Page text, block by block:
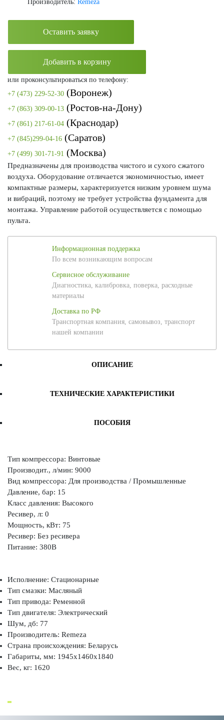
Производитель: Remeza
Оставить заявку
Добавить в корзину
или проконсультироваться по телефону:
+7 (473) 229-52-30 (Воронеж)
+7 (863) 309-00-13 (Ростов-на-Дону)
+7 (861) 217-61-04 (Краснодар)
+7 (845)299-04-16 (Саратов)
+7 (499) 301-71-91 (Москва)
Предназначены для производства чистого и сухого сжатого
воздуха. Оборудование отличается экономичностью, имеет
компактные размеры, характеризуется низким уровнем шума
и вибраций, поэтому не требует устройства фундамента для
монтажа. Управление работой осуществляется с помощью
пульта.
Информационная поддержка
По всем возникающим вопросам
Сервисное обслуживание
Диагностика, калибровка, поверка, расходные
материалы
Доставка по РФ
Транспортная компания, самовывоз, транспорт
нашей компании
ОПИСАНИЕ
ТЕХНИЧЕСКИЕ ХАРАКТЕРИСТИКИ
ПОСОБИЯ
Тип компрессора: Винтовые
Производит., л/мин: 9000
Вид компрессора: Для производства / Промышленные
Давление, бар: 15
Класс давления: Высокого
Ресивер, л: 0
Мощность, кВт: 75
Ресивер: Без ресивера
Питание: 380В
Исполнение: Стационарные
Тип смазки: Масляный
Тип привода: Ременной
Тип двигателя: Электрический
Шум, дб: 77
Производитель: Remeza
Страна происхождения: Беларусь
Габариты, мм: 1945x1460x1840
Вес, кг: 1620